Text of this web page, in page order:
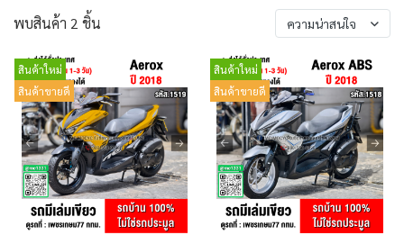
พบสินค้า 2 ชิ้น ความน่าสนใจ
สินค้าใหม่
สินค้าขายดี
สินค้าใหม่
สินค้าขายดี